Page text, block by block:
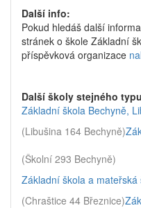
Další info:
Pokud hledáš další
stránek o škole Základní
příspěvková organizace
Další školy stejného
Základní škola Bechyně,
(Libušina 164 Bechyně)
(Školní 293 Bechyně)
Základní škola a mateřská
(Chraštice 44 Březnice)